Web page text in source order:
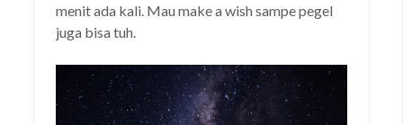
menit ada kali. Mau make a wish sampe pegel
juga bisa tuh.